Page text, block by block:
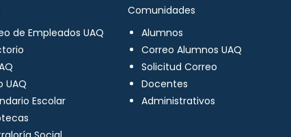
de Empleados UAQ
UAQ
Escolar
Comunidades
Alumnos
Correo Alumnos UAQ
Solicitud Correo
Docentes
Administrativos